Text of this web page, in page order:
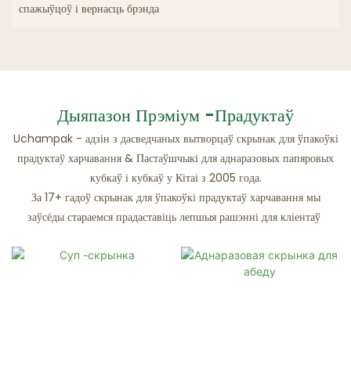
спажыўцоў і вернасць брэнда
Дыяпазон Прэміум -прадуктаў
Uchampak - адзін з дасведчаных вытворцаў скрынак для ўпакоўкі
прадуктаў харчавання & Пастаўшчыкі для аднаразовых папяровых
кубкаў і кубкаў у Кітаі з 2005 года.
За 17+ гадоў скрынак для ўпакоўкі прадуктаў харчавання мы
заўсёды стараемся прадаставіць лепшыя рашэнні для кліентаў